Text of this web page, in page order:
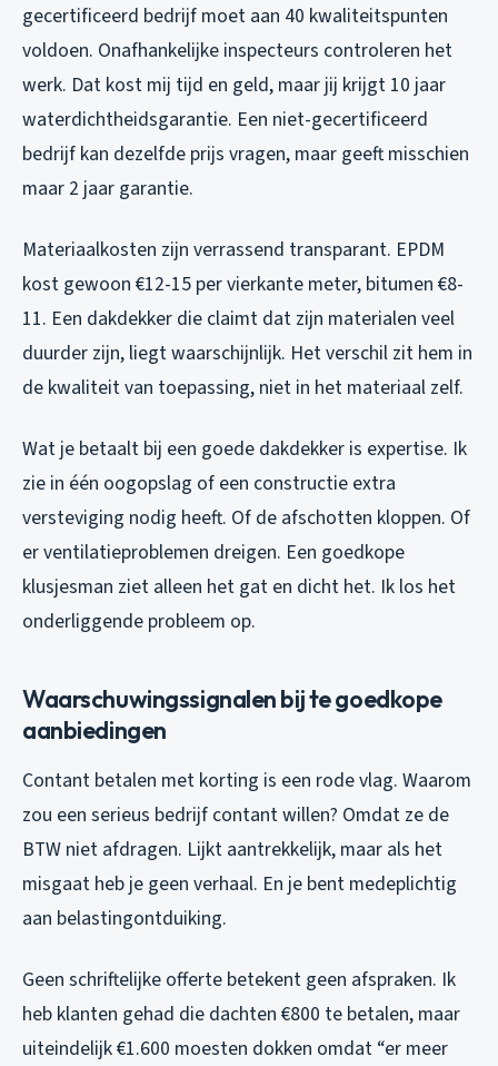
gecertificeerd bedrijf moet aan 40 kwaliteitspunten
voldoen. Onafhankelijke inspecteurs controleren het
werk. Dat kost mij tijd en geld, maar jij krijgt 10 jaar
waterdichtheidsgarantie. Een niet-gecertificeerd
bedrijf kan dezelfde prijs vragen, maar geeft misschien
maar 2 jaar garantie.
Materiaalkosten zijn verrassend transparant. EPDM
kost gewoon €12-15 per vierkante meter, bitumen €8-
11. Een dakdekker die claimt dat zijn materialen veel
duurder zijn, liegt waarschijnlijk. Het verschil zit hem in
de kwaliteit van toepassing, niet in het materiaal zelf.
Wat je betaalt bij een goede dakdekker is expertise. Ik
zie in één oogopslag of een constructie extra
versteviging nodig heeft. Of de afschotten kloppen. Of
er ventilatieproblemen dreigen. Een goedkope
klusjesman ziet alleen het gat en dicht het. Ik los het
onderliggende probleem op.
Waarschuwingssignalen bij te goedkope
aanbiedingen
Contant betalen met korting is een rode vlag. Waarom
zou een serieus bedrijf contant willen? Omdat ze de
BTW niet afdragen. Lijkt aantrekkelijk, maar als het
misgaat heb je geen verhaal. En je bent medeplichtig
aan belastingontduiking.
Geen schriftelijke offerte betekent geen afspraken. Ik
heb klanten gehad die dachten €800 te betalen, maar
uiteindelijk €1.600 moesten dokken omdat “er meer